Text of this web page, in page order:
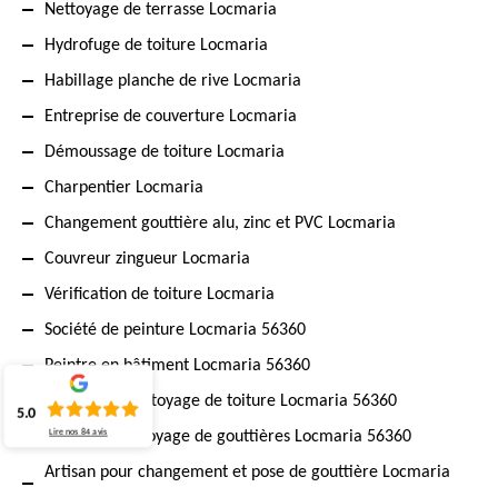
Nettoyage de terrasse Locmaria
Hydrofuge de toiture Locmaria
Habillage planche de rive Locmaria
Entreprise de couverture Locmaria
Démoussage de toiture Locmaria
Charpentier Locmaria
Changement gouttière alu, zinc et PVC Locmaria
Couvreur zingueur Locmaria
Vérification de toiture Locmaria
Société de peinture Locmaria 56360
Peintre en bâtiment Locmaria 56360
Travaux de nettoyage de toiture Locmaria 56360
Expert en nettoyage de gouttières Locmaria 56360
Artisan pour changement et pose de gouttière Locmaria
5.0
Lire nos84 avis